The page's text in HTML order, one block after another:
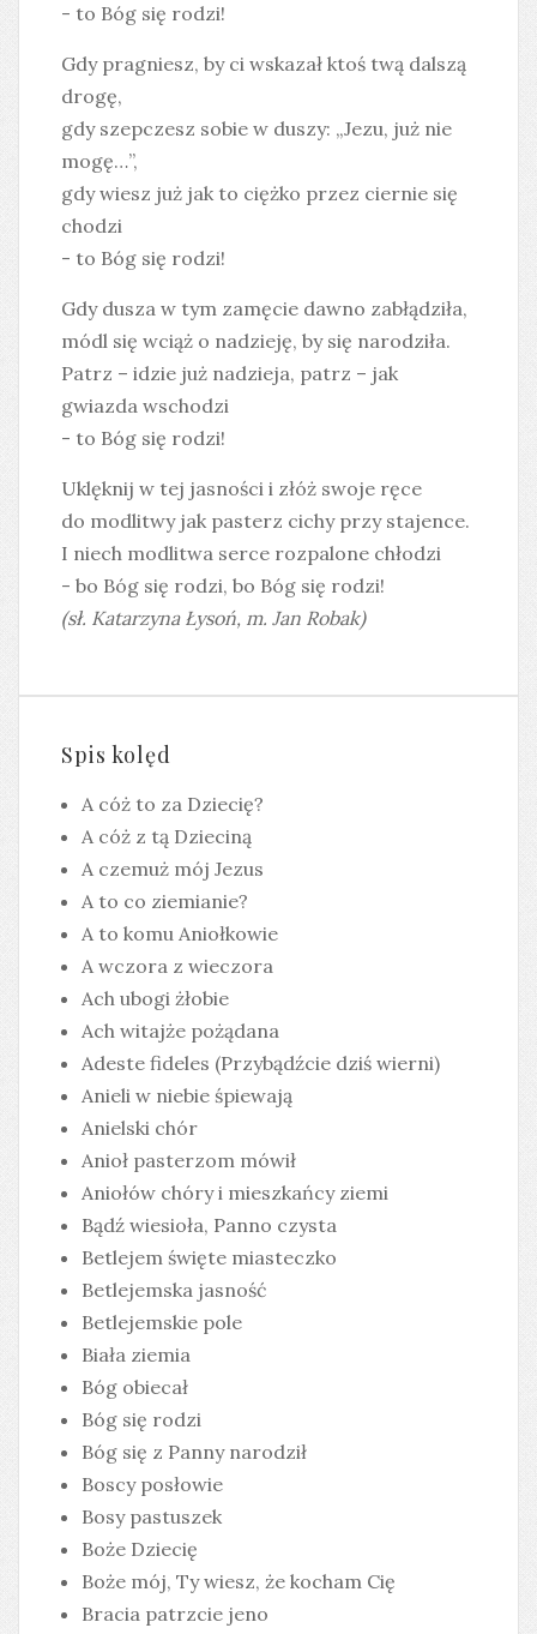
- to Bóg się rodzi!
Gdy pragniesz, by ci wskazał ktoś twą dalszą
drogę,
gdy szepczesz sobie w duszy: „Jezu, już nie
mogę…”,
gdy wiesz już jak to ciężko przez ciernie się
chodzi
- to Bóg się rodzi!
Gdy dusza w tym zamęcie dawno zabłądziła,
módl się wciąż o nadzieję, by się narodziła.
Patrz – idzie już nadzieja, patrz – jak
gwiazda wschodzi
- to Bóg się rodzi!
Uklęknij w tej jasności i złóż swoje ręce
do modlitwy jak pasterz cichy przy stajence.
I niech modlitwa serce rozpalone chłodzi
- bo Bóg się rodzi, bo Bóg się rodzi!
(sł. Katarzyna Łysoń, m. Jan Robak)
Spis kolęd
A cóż to za Dziecię?
A cóż z tą Dzieciną
A czemuż mój Jezus
A to co ziemianie?
A to komu Aniołkowie
A wczora z wieczora
Ach ubogi żłobie
Ach witajże pożądana
Adeste fideles (Przybądźcie dziś wierni)
Anieli w niebie śpiewają
Anielski chór
Anioł pasterzom mówił
Aniołów chóry i mieszkańcy ziemi
Bądź wiesioła, Panno czysta
Betlejem święte miasteczko
Betlejemska jasność
Betlejemskie pole
Biała ziemia
Bóg obiecał
Bóg się rodzi
Bóg się z Panny narodził
Boscy posłowie
Bosy pastuszek
Boże Dziecię
Boże mój, Ty wiesz, że kocham Cię
Bracia patrzcie jeno